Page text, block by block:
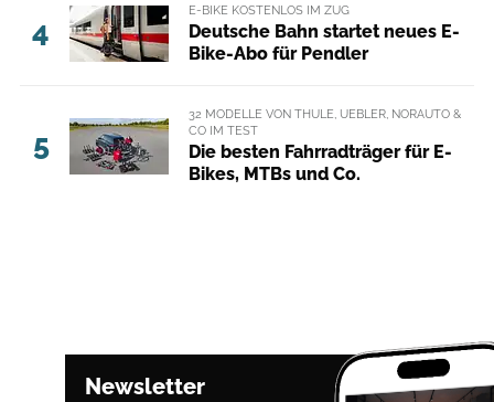
4
E-BIKE KOSTENLOS IM ZUG
Deutsche Bahn startet neues E-
Bike-Abo für Pendler
5
32 MODELLE VON THULE, UEBLER, NORAUTO &
CO IM TEST
Die besten Fahrradträger für E-
Bikes, MTBs und Co.
Newsletter